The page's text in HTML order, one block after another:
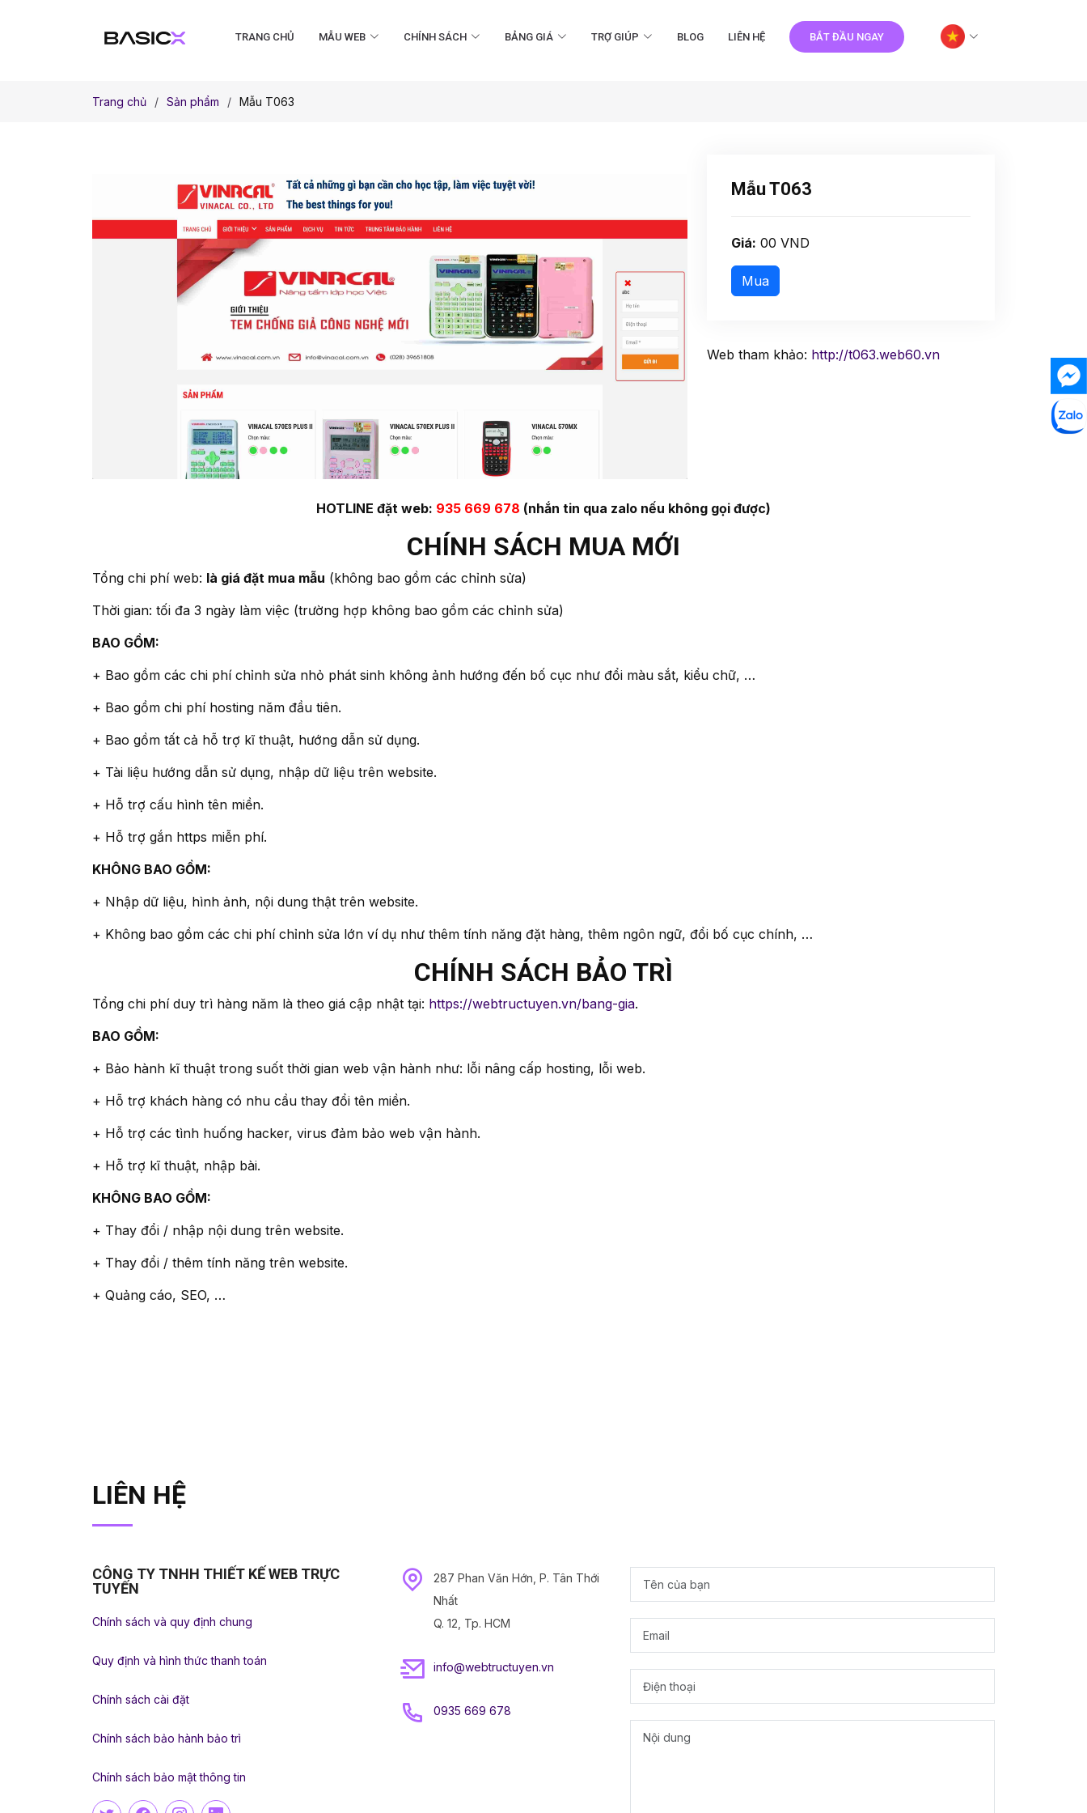
TRANG CHỦ MẪU WEB CHÍNH SÁCH BẢNG GIÁ TRỢ GIÚP BLOG LIÊN HỆ BẮT ĐẦU NGAY
Trang chủ Sản phẩm Mẫu T063
Mẫu T063
Giá: 00 VND
Web tham khảo: http://t063.web60.vn
HOTLINE đặt web: 935 669 678 (nhắn tin qua zalo nếu không gọi được)
CHÍNH SÁCH MUA MỚI
Tổng chi phí web: là giá đặt mua mẫu (không bao gồm các chỉnh sửa)
Thời gian: tối đa 3 ngày làm việc (trường hợp không bao gồm các chỉnh sửa)
BAO GỒM:
+ Bao gồm các chi phí chỉnh sửa nhỏ phát sinh không ảnh hướng đến bố cục như đổi màu sắt, kiểu chữ, …
+ Bao gồm chi phí hosting năm đầu tiên.
+ Bao gồm tất cả hỗ trợ kĩ thuật, hướng dẫn sử dụng.
+ Tài liệu hướng dẫn sử dụng, nhập dữ liệu trên website.
+ Hỗ trợ cấu hình tên miền.
+ Hỗ trợ gắn https miễn phí.
KHÔNG BAO GỒM:
+ Nhập dữ liệu, hình ảnh, nội dung thật trên website.
+ Không bao gồm các chi phí chỉnh sửa lớn ví dụ như thêm tính năng đặt hàng, thêm ngôn ngữ, đổi bố cục chính, …
CHÍNH SÁCH BẢO TRÌ
Tổng chi phí duy trì hàng năm là theo giá cập nhật tại: https://webtructuyen.vn/bang-gia.
BAO GỒM:
+ Bảo hành kĩ thuật trong suốt thời gian web vận hành như: lỗi nâng cấp hosting, lỗi web.
+ Hỗ trợ khách hàng có nhu cầu thay đổi tên miền.
+ Hỗ trợ các tình huống hacker, virus đảm bảo web vận hành.
+ Hỗ trợ kĩ thuật, nhập bài.
KHÔNG BAO GỒM:
+ Thay đổi / nhập nội dung trên website.
+ Thay đổi / thêm tính năng trên website.
+ Quảng cáo, SEO, …
LIÊN HỆ
CÔNG TY TNHH THIẾT KẾ WEB TRỰC
TUYẾN
Chính sách và quy định chung
Quy định và hình thức thanh toán
Chính sách cài đặt
Chính sách bảo hành bảo trì
Chính sách bảo mật thông tin
287 Phan Văn Hớn, P. Tân Thới
Nhất
Q. 12, Tp. HCM
info@webtructuyen.vn
0935 669 678